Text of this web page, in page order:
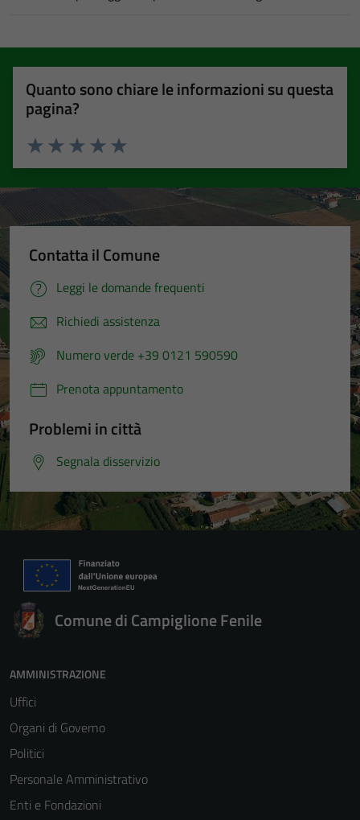
Quanto sono chiare le informazioni su questa
pagina?
Valuta 5 stelle su 5
Valuta 4 stelle su 5
Valuta 3 stelle su 5
Valuta 2 stelle su 5
Valuta 1 stelle su 5
Contatta il Comune
Leggi le domande frequenti
Richiedi assistenza
Numero verde +39 0121 590590
Prenota appuntamento
Problemi in città
Segnala disservizio
Comune di Campiglione Fenile
AMMINISTRAZIONE
Uffici
Organi di Governo
Politici
Personale Amministrativo
Enti e Fondazioni